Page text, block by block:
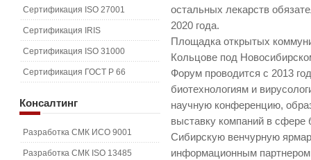
остальных лекарств
2020 года.
Площадка открытых
Кольцове под
Форум проводится с 2013
биотехнологиям и
научную конференцию,
выставку компаний в сфере
Сибирскую венчурную
информационным
Сертификация ISO 27001
Сертификация IRIS
Сертификация ISO 31000
Сертификация ГОСТ Р 66
Консалтинг
Разработка СМК ИСО 9001
Разработка СМК ISO 13485